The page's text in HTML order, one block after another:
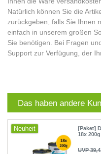
Natürlich können Sie die
zurückgeben, falls Sie Ihnen
einfach in unserem großen
Sie benötigen. Bei Fragen
Support zur Verfügung, der
Das haben andere
Neuheit
[Paket]
18x
UVP